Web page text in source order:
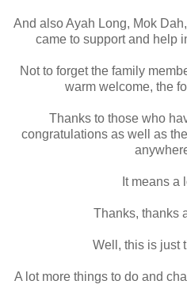
And also Ayah Long, Mok
came to support and help
Not to forget the family
warm welcome, the
Thanks to those who
congratulations as well as
It means a
Thanks, thanks
Well, this is just
A lot more things to do and